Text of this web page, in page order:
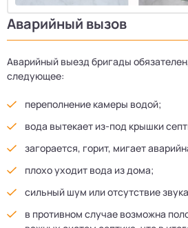
Аварийный вызов
Аварийный выезд бригады
следующее:
переполнение камеры водой;
вода вытекает из-под крышки
загорается, горит, мигает
плохо уходит вода из дома;
сильный шум или отсутствие
в противном случае возможна